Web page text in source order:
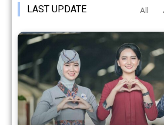
LAST UPDATE All